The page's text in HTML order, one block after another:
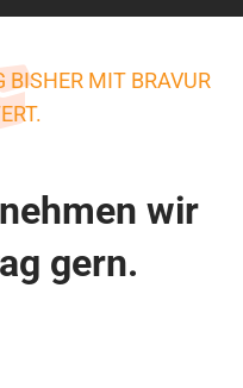
BISHER MIT BRAVUR
wir
gern.